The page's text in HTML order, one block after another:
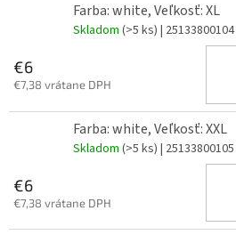
Farba: white, Veľkosť: XL
Skladom (>5 ks) | 25133800104
€6
€7,38 vrátane DPH
Farba: white, Veľkosť: XXL
Skladom (>5 ks) | 25133800105
€6
€7,38 vrátane DPH